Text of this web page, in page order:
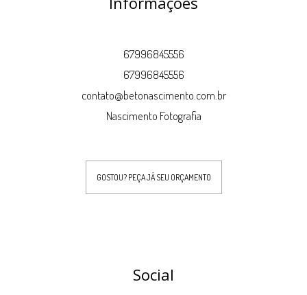
67996845556
67996845556
contato@betonascimento.com.br
Nascimento Fotografia
GOSTOU? PEÇA JÁ SEU ORÇAMENTO
Social